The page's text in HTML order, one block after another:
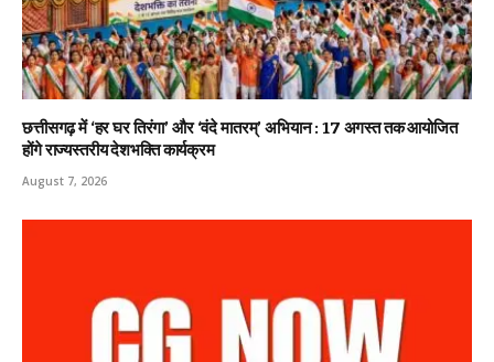
छत्तीसगढ़ में ‘हर घर तिरंगा’ और ‘वंदे मातरम्’ अभियान : 17 अगस्त तक आयोजित
होंगे राज्यस्तरीय देशभक्ति कार्यक्रम
August 7, 2026